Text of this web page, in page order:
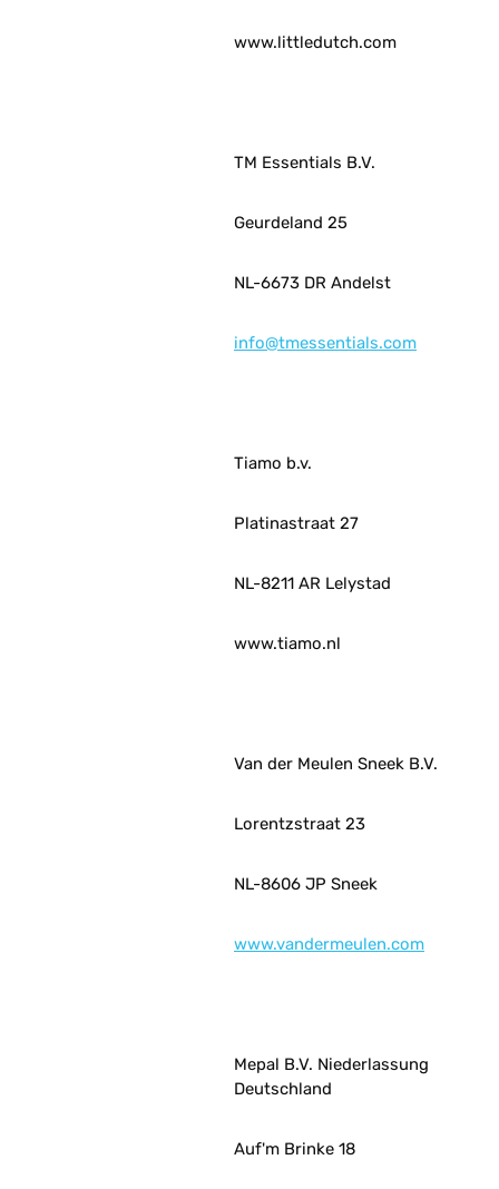
www.littledutch.com
TM Essentials B.V.
Geurdeland 25
NL-6673 DR Andelst
info@tmessentials.com
Tiamo b.v.
Platinastraat 27
NL-8211 AR Lelystad
www.tiamo.nl
Van der Meulen Sneek B.V.
Lorentzstraat 23
NL-8606 JP Sneek
www.vandermeulen.com
Mepal B.V. Niederlassung
Deutschland
Auf'm Brinke 18